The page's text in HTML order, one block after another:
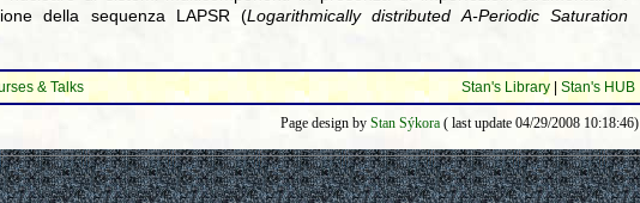
della sequenza LAPSR (Logarithmically distributed A-Periodic Saturation
& Talks Stan's Library Stan's HUB
Page design by Stan Sýkora ( last update 04/29/2008 10:18:46)